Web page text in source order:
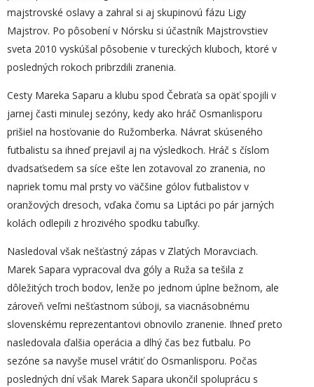
majstrovské oslavy a zahral si aj skupinovú fázu Ligy
Majstrov. Po pôsobení v Nórsku si účastník Majstrovstiev
sveta 2010 vyskúšal pôsobenie v tureckých kluboch, ktoré v
posledných rokoch pribrzdili zranenia.
Cesty Mareka Saparu a klubu spod Čebraťa sa opäť spojili v
jarnej časti minulej sezóny, kedy ako hráč Osmanlisporu
prišiel na hosťovanie do Ružomberka. Návrat skúseného
futbalistu sa ihneď prejavil aj na výsledkoch. Hráč s číslom
dvadsaťsedem sa síce ešte len zotavoval zo zranenia, no
napriek tomu mal prsty vo väčšine gólov futbalistov v
oranžových dresoch, vďaka čomu sa Liptáci po pár jarných
kolách odlepili z hrozivého spodku tabuľky.
Nasledoval však nešťastný zápas v Zlatých Moravciach.
Marek Sapara vypracoval dva góly a Ruža sa tešila z
dôležitých troch bodov, lenže po jednom úplne bežnom, ale
zároveň veľmi nešťastnom súboji, sa viacnásobnému
slovenskému reprezentantovi obnovilo zranenie. Ihneď preto
nasledovala ďalšia operácia a dlhý čas bez futbalu. Po
sezóne sa navyše musel vrátiť do Osmanlisporu. Počas
posledných dní však Marek Sapara ukončil spoluprácu s